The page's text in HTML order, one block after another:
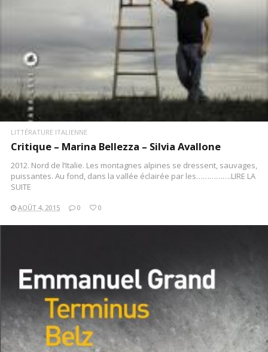
LITTÉRATURE ITALIENNE
Critique – Marina Bellezza – Silvia Avallone
2012. Nord de l’Italie. Les montagnes alpines se dressent, sauvages,
puissantes. Au fond, dans la vallée éclairée par les…………….LIRE LA
SUITE
AOÛT 4, 2015 0 0